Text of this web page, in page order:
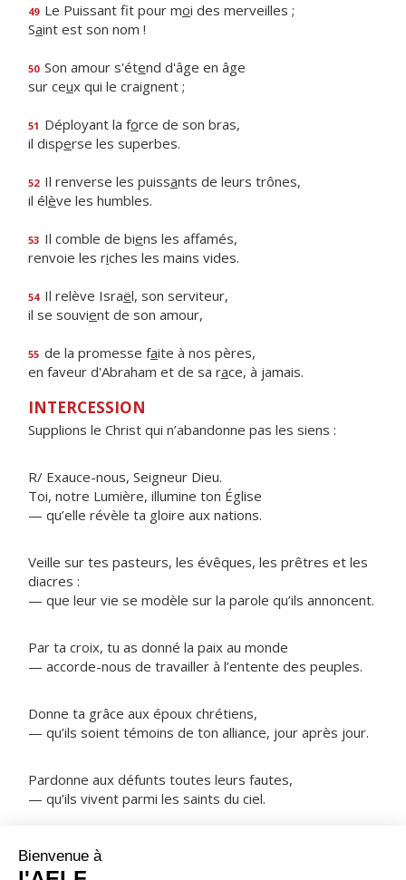
49 Le Puissant fit pour moi des merveilles ;
Saint est son nom !
50 Son amour s'étend d'âge en âge
sur ceux qui le craignent ;
51 Déployant la force de son bras,
il disperse les superbes.
52 Il renverse les puissants de leurs trônes,
il élève les humbles.
53 Il comble de biens les affamés,
renvoie les riches les mains vides.
54 Il relève Israël, son serviteur,
il se souvient de son amour,
55 de la promesse faite à nos pères,
en faveur d'Abraham et de sa race, à jamais.
INTERCESSION
Supplions le Christ qui n’abandonne pas les siens :
R/ Exauce-nous, Seigneur Dieu.
Toi, notre Lumière, illumine ton Église
— qu’elle révèle ta gloire aux nations.
Veille sur tes pasteurs, les évêques, les prêtres et les
diacres :
— que leur vie se modèle sur la parole qu’ils annoncent.
Par ta croix, tu as donné la paix au monde
— accorde-nous de travailler à l’entente des peuples.
Donne ta grâce aux époux chrétiens,
— qu’ils soient témoins de ton alliance, jour après jour.
Pardonne aux défunts toutes leurs fautes,
— qu’ils vivent parmi les saints du ciel.
NOTRE PÈRE